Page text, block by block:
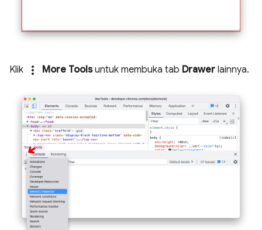
Klik more_vert More Toolsuntuk membuka tab Drawer lainnya.